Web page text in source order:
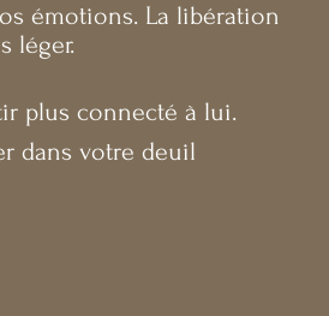
émotions. La libération
léger.
plus connecté à lui.
dans votre deuil